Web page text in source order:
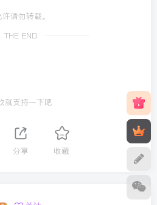
请勿转载。
THE END
就支持一下吧
分享 收藏